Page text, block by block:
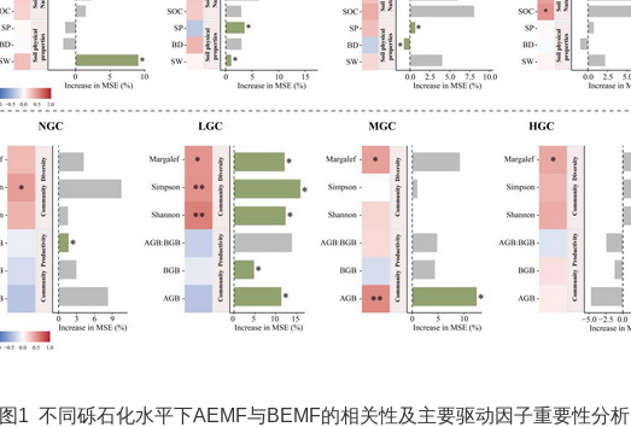
图1 不同砾石化水平下AEMF与BEMF的相关性及主要驱动因子重要性分析